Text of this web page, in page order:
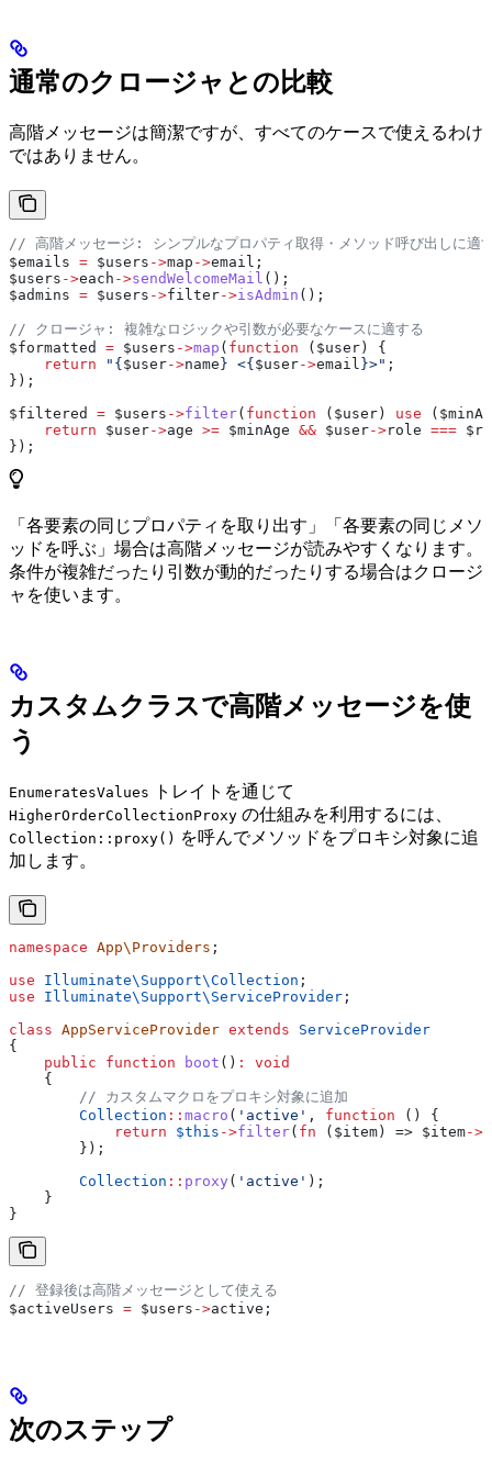
通常のクロージャとの比較
高階メッセージは簡潔ですが、すべてのケースで使えるわけ
ではありません。
// 高階メッセージ: シンプルなプロパティ取得・メソッド呼び出しに適
$emails = $users ->map ->email ;
$users ->each ->sendWelcomeMail ();
$admins = $users ->filter->isAdmin ();
// クロージャ: 複雑なロジックや引数が必要なケースに適する
$formatted
= $users ->map ( function ( $user ) {
    return
"{ $user->name } <{ $user->email }>" ;
});
$filtered
= $users ->filter( function ( $user ) use (
    return
$user->age >= $minAge && $user->role ===
});
「各要素の同じプロパティを取り出す」「各要素の同じメソ
ッドを呼ぶ」場合は高階メッセージが読みやすくなります。
条件が複雑だったり引数が動的だったりする場合はクロージ
ャを使います。
カスタムクラスで高階メッセージを使
う
EnumeratesValues トレイトを通じて
HigherOrderCollectionProxy の仕組みを利用するには、
Collection::proxy() を呼んでメソッドをプロキシ対象に追
加します。
namespace App\Providers ;
use Illuminate\Support\Collection ;
use Illuminate\Support\ ServiceProvider ;
class AppServiceProvider extends ServiceProvider
{
    public
function boot () :
void
    {
        // カスタムマクロをプロキシ対象に追加
        Collection
:: macro ( 'active' , function () {
            return
$this ->filter( fn ( $item ) => $item->
        });
        Collection
:: proxy ( 'active' );
    }
}
// 登録後は高階メッセージとして使える
$activeUsers = $users ->active ;
次のステップ